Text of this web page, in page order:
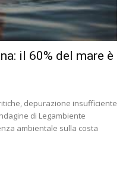
il 60% del mare è
depurazione insufficiente
di Legambiente
ambientale sulla costa